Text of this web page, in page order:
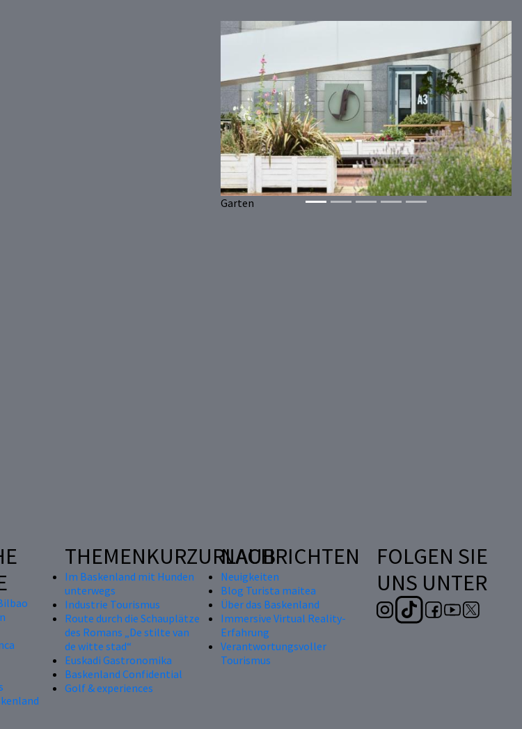
Garten
Previous Next
THEMENKURZURLAUB
Im Baskenland mit Hunden
unterwegs
Industrie Tourismus
Route durch die Schauplätze
des Romans „De stilte van
de witte stad“
Euskadi Gastronomika
Baskenland Confidential
Golf & experiences
NACHRICHTEN
Neuigkeiten
Blog Turista maitea
Über das Baskenland
Immersive Virtual Reality-
Erfahrung
Verantwortungsvoller
Tourismus
FOLGEN SIE
UNS UNTER